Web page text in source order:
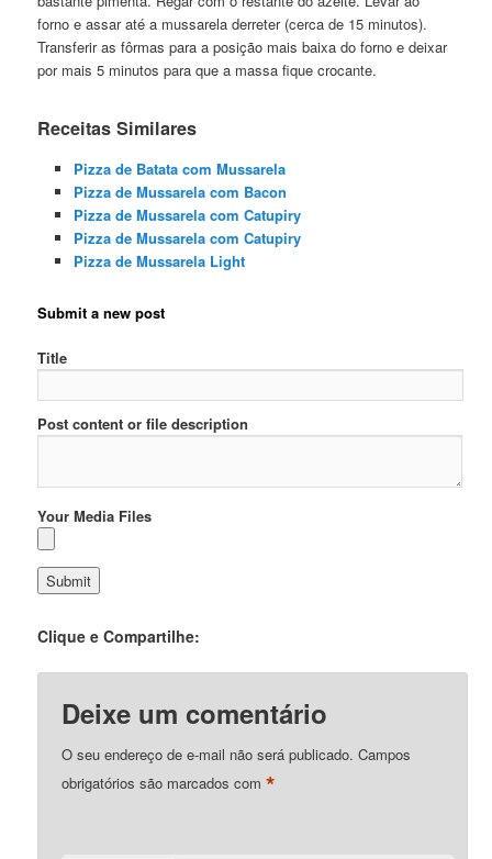
forno e assar até a mussarela derreter (cerca de 15 minutos).
Transferir as fôrmas para a posição mais baixa do forno e deixar
por mais 5 minutos para que a massa fique crocante.
Receitas Similares
Pizza de Batata com Mussarela
Pizza de Mussarela com Bacon
Pizza de Mussarela com Catupiry
Pizza de Mussarela com Catupiry
Pizza de Mussarela Light
Submit a new post
Title
Post content or file description
Your Media Files
Clique e Compartilhe:
Deixe um comentário
O seu endereço de e-mail não será publicado. Campos
obrigatórios são marcados com*